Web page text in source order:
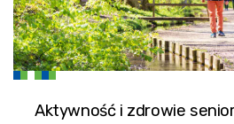
Aktywność i zdrowie